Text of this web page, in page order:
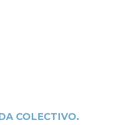
COLECTIVO.